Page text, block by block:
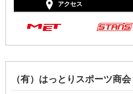
アクセス
（有）はっとりスポーツ商会